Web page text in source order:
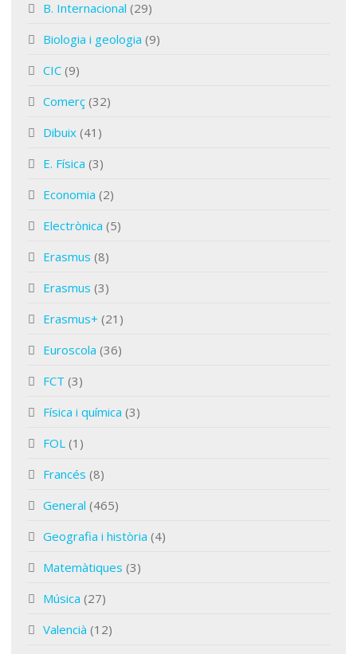
B. Internacional (29)
Biologia i geologia (9)
CIC (9)
Comerç (32)
Dibuix (41)
E. Física (3)
Economia (2)
Electrònica (5)
Erasmus (8)
Erasmus (3)
Erasmus+ (21)
Euroscola (36)
FCT (3)
Física i química (3)
FOL (1)
Francés (8)
General (465)
Geografia i història (4)
Matemàtiques (3)
Música (27)
Valencià (12)